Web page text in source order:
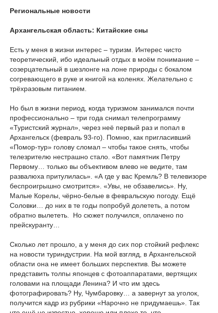
Региональные новости
Архангельская область: Китайские сны
Есть у меня в жизни интерес – туризм. Интерес чисто
теоретический, ибо идеальный отдых в моём понимание –
созерцательный в шезлонге на лоне природы с бокалом
согревающего в руке и книгой на коленях. Желательно с
трёхразовым питанием.
Но был в жизни период, когда туризмом занимался почти
профессионально – три года снимал телепрограмму
«Туристский журнал», через неё первый раз и попал в
Архангельск (февраль 93-го). Помню, как пригласивший
«Помор-тур» голову сломал – чтобы такое снять, чтобы
телезрителю нестрашно стало. «Вот памятник Петру
Первому… только вы объективом влево не ведите, там
развалюха притулилась». «А где у вас Кремль? В телевизоре
беспроигрышно смотрится». «Увы, не обзавелись». Ну,
Малые Корелы, чёрно-белые в февральскую погоду. Ещё
Соловки… до них в те годы попробуй долететь, а потом
обратно вылететь. Но сюжет получился, оплачено по
прейскуранту…
Сколько лет прошло, а у меня до сих пор стойкий рефлекс
на новости туриндустрии. На мой взгляд, в Архангельской
области она не имеет больших перспектив. Вы можете
представить толпы японцев с фотоаппаратами, вертящих
головами на площади Ленина? И что им здесь
фотографировать? Ну, Чумбаровку… а завернут за уголок,
получится кадр из рубрики «Нарочно не придумаешь». Так